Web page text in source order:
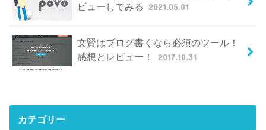
ビューしてみる
2021.05.01
文賢はブログ書くなら必須のツール！
感想とレビュー！
2017.10.31
カテゴリー